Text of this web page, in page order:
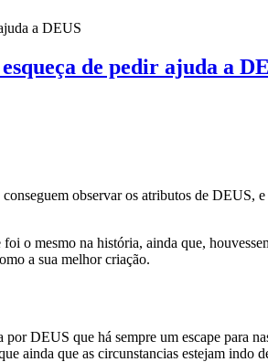
a DEUS
de pedir ajuda a
observar os atributos de DEUS,
foi o mesmo na história, ainda que,
a sua melhor criação.
DEUS que há sempre um escape para
ainda que as circunstancias estejam indo